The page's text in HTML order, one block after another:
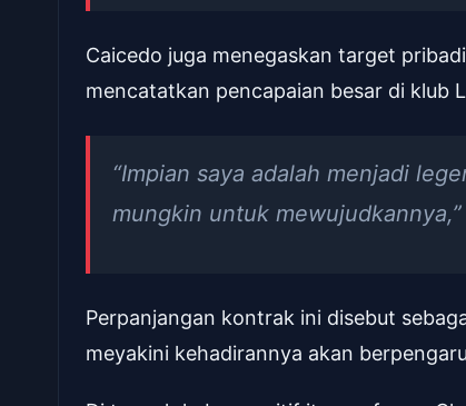
Caicedo juga menegaskan target
mencatatkan pencapaian besar di klub
“Impian saya adalah menjadi
mungkin untuk mewujudkannya,”
Perpanjangan kontrak ini disebut
meyakini kehadirannya akan